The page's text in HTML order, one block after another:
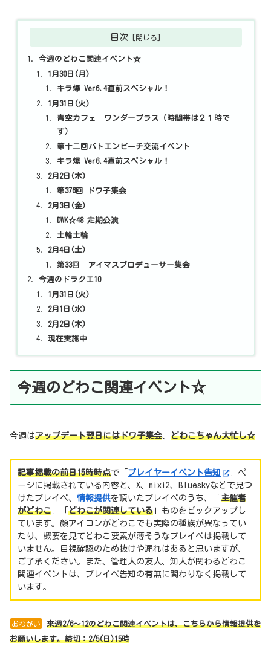
目次
今週のどわこ関連イベント☆
1月30日(月)
キラ爆 Ver6.4直前スペシャル！
1月31日(火)
青空カフェ ワンダープラス（時間帯は２１時で
す）
第十二回バトエンビーチ交流イベント
キラ爆 Ver6.4直前スペシャル！
2月2日(木)
第376回 ドワ子集会
2月3日(金)
DWK☆48 定期公演
土輪土輪
2月4日(土)
第33回 アイマスプロデューサー集会
今週のドラクエ10
1月31日(火)
2月1日(水)
2月2日(木)
現在実施中
今週のどわこ関連イベント☆
今週はアップデート翌日にはドワ子集会、 どわこちゃん大忙し☆
記事掲載の前日15時時点で「 プレイヤーイベント告知
」ペ
ージに掲載されている内容と、X、mixi2、Blueskyなどで見つ
けたプレイベ、 情報提供を頂いたプレイベのうち、「 主催者
がどわこ 」「 どわこが関連している 」ものをピックアップし
ています。顔アイコンがどわこでも実際の種族が異なってい
たり、概要を見てどわこ要素が薄そうなプレイベは掲載して
いません。目視確認のため抜けや漏れはあると思いますが、
ご了承ください。また、管理人の友人、知人が関わるどわこ
関連イベントは、プレイベ告知の有無に関わりなく掲載して
います。
おねがい
来週2/6～12のどわこ関連イベントは、こちらから情報提供を
お願いします。締切：2/5(日)15時